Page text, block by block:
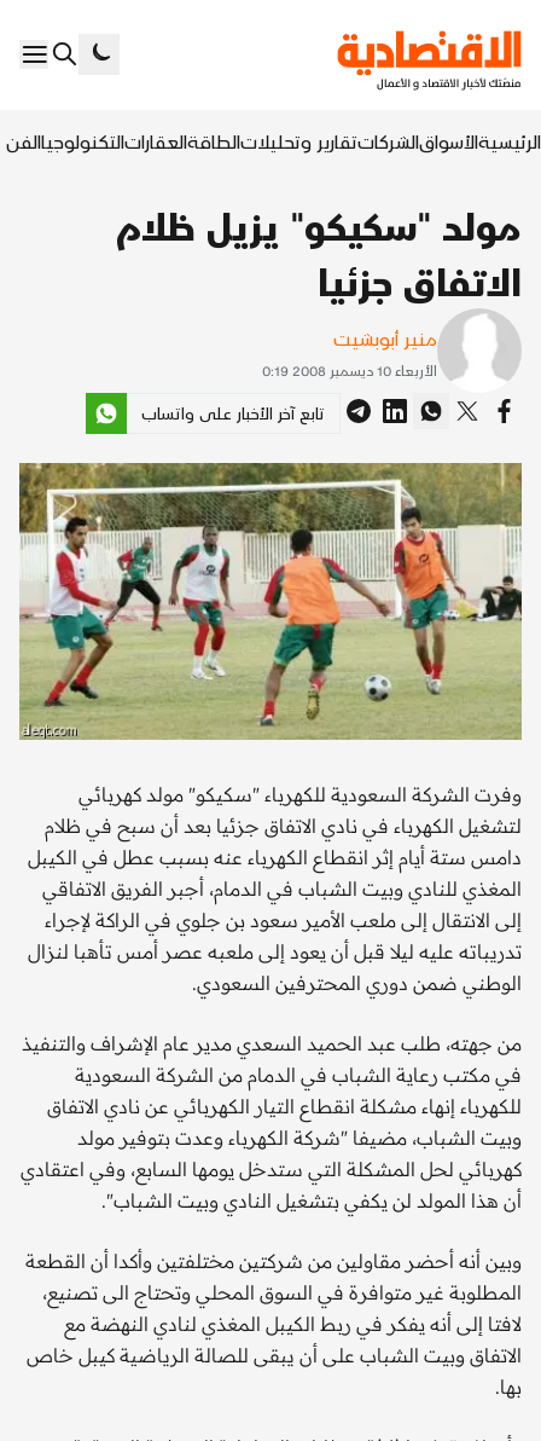
الرئيسيةالأسواقالشركاتتقارير وتحليلاتالطاقةالعقاراتالتكنولوجياالفن
مولد "سكيكو" يزيل ظلام
الاتفاق جزئيا
منير أبوبشيت
الأربعاء 10 ديسمبر 2008 0:19
تابع آخر الأخبار على واتساب
وفرت الشركة السعودية للكهرباء "سكيكو" مولد كهربائي
لتشغيل الكهرباء في نادي الاتفاق جزئيا بعد أن سبح في ظلام
دامس ستة أيام إثر انقطاع الكهرباء عنه بسبب عطل في الكيبل
المغذي للنادي وبيت الشباب في الدمام، أجبر الفريق الاتفاقي
إلى الانتقال إلى ملعب الأمير سعود بن جلوي في الراكة لإجراء
تدريباته عليه ليلا قبل أن يعود إلى ملعبه عصر أمس تأهبا لنزال
الوطني ضمن دوري المحترفين السعودي.
من جهته، طلب عبد الحميد السعدي مدير عام الإشراف والتنفيذ
في مكتب رعاية الشباب في الدمام من الشركة السعودية
للكهرباء إنهاء مشكلة انقطاع التيار الكهربائي عن نادي الاتفاق
وبيت الشباب، مضيفا "شركة الكهرباء وعدت بتوفير مولد
كهربائي لحل المشكلة التي ستدخل يومها السابع، وفي اعتقادي
أن هذا المولد لن يكفي بتشغيل النادي وبيت الشباب".
وبين أنه أحضر مقاولين من شركتين مختلفتين وأكدا أن القطعة
المطلوبة غير متوافرة في السوق المحلي وتحتاج الى تصنيع،
لافتا إلى أنه يفكر في ربط الكيبل المغذي لنادي النهضة مع
الاتفاق وبيت الشباب على أن يبقى للصالة الرياضية كيبل خاص
بها.